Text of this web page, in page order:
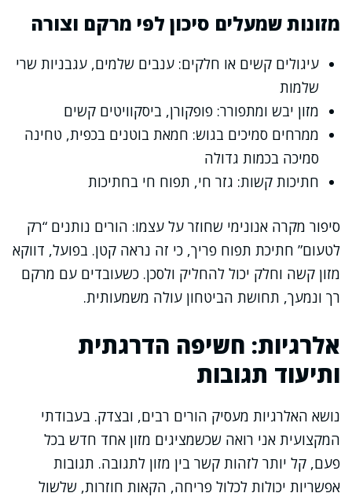
מזונות שמעלים סיכון לפי מרקם וצורה
עיגולים קשים או חלקים: ענבים שלמים, עגבניות שרי
שלמות
מזון יבש ומתפורר: פופקורן, ביסקוויטים קשים
ממרחים סמיכים בגוש: חמאת בוטנים בכפית, טחינה
סמיכה בכמות גדולה
חתיכות קשות: גזר חי, תפוח חי בחתיכות
סיפור מקרה אנונימי שחוזר על עצמו: הורים נותנים “רק
לטעום” חתיכת תפוח פריך, כי זה נראה קטן. בפועל, דווקא
מזון קשה וחלק יכול להחליק ולסכן. כשעובדים עם מרקם
רך ונמעך, תחושת הביטחון עולה משמעותית.
אלרגיות: חשיפה הדרגתית
ותיעוד תגובות
נושא האלרגיות מעסיק הורים רבים, ובצדק. בעבודתי
המקצועית אני רואה שכשמציגים מזון אחד חדש בכל
פעם, קל יותר לזהות קשר בין מזון לתגובה. תגובות
אפשריות יכולות לכלול פריחה, הקאות חוזרות, שלשול